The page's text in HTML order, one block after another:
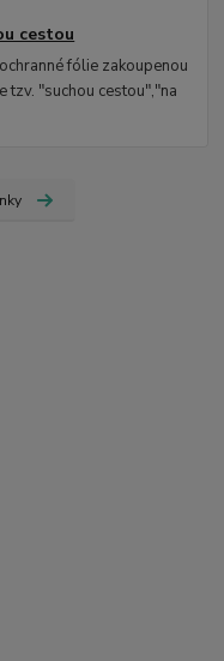
cestou
fólie zakoupenou
tzv. "suchou cestou","na